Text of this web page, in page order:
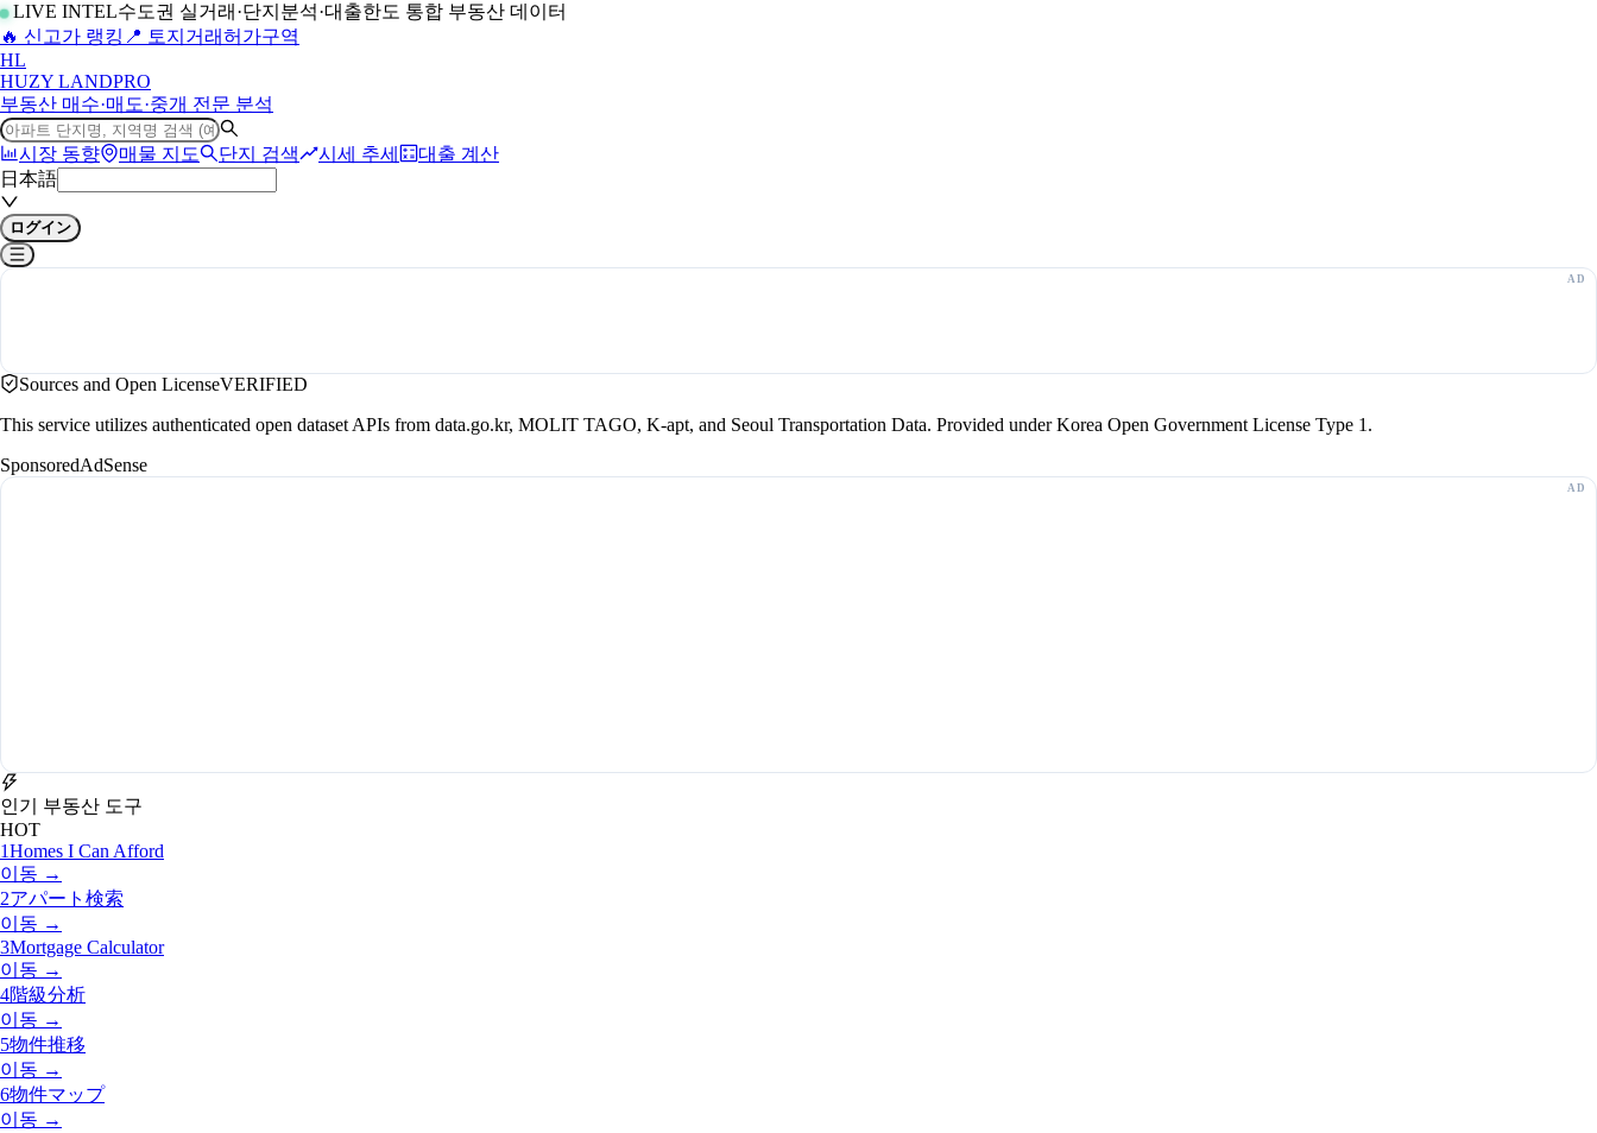
LIVE INTEL수도권 실거래·단지분석·대출한도 통합 부동산 데이터
🔥 신고가 랭킹 📍 토지거래허가구역
HL
HUZY LANDPRO
부동산 매수·매도·중개 전문 분석
시장 동향 매물 지도 단지 검색 시세 추세
대출 계산
日本語
ログイン
Sources and Open LicenseVERIFIED
This service utilizes authenticated open dataset APIs from data.go.kr, MOLIT TAGO, K-apt, and Seoul Transportation Data. Provided under Korea Open Government License Type 1.
SponsoredAdSense
인기 부동산 도구
HOT
1Homes I Can Afford
이동 →
2アパート検索
이동 →
3Mortgage Calculator
이동 →
4階級分析
이동 →
5物件推移
이동 →
6物件マップ
이동 →